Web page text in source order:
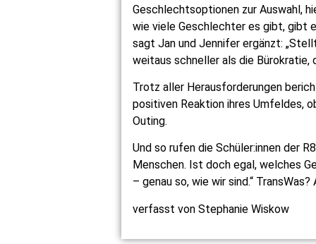
Geschlechtsoptionen zur Auswahl,
wie viele Geschlechter es gibt, gibt
sagt Jan und Jennifer ergänzt:
weitaus schneller als die Bürokratie,
Trotz aller Herausforderungen
positiven Reaktion ihres Umfeldes,
Outing.
Und so rufen die Schüler:innen der
Menschen. Ist doch egal, welches
– genau so, wie wir sind.“
verfasst von Stephanie Wiskow